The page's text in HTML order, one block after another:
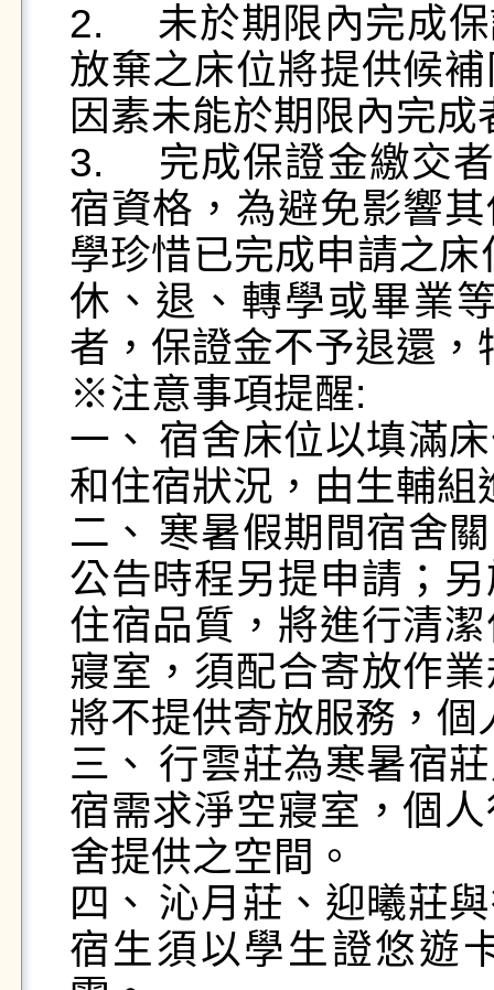
2.	未於期限內完成保證金繳交者視同床位放棄，其
放棄之床位將提供候
因素未能於期限內完
3.	完成保證金繳交者具有115學年度上、下學期住
宿資格，為避免影響
學珍惜已完成申請之
休、退、轉學或畢業
者，保證金不予退還，
※注意事項提醒:
一、	宿舍床位以填滿床位為原則，學校得視宿舍需求
和住宿狀況，由生輔
二、	寒暑假期間宿舍關閉，有住宿需求者須配合學校
公告時程另提申請；
住宿品質，將進行清
寢室，須配合寄放作
將不提供寄放服務，
三、	行雲莊為寒暑宿莊別，住宿生須配合寒、暑假住
宿需求淨空寢室，個
舍提供之空間。
四、	沁月莊、迎曦莊與行雲莊，採智慧電力系統，住
宿生須以學生證悠遊